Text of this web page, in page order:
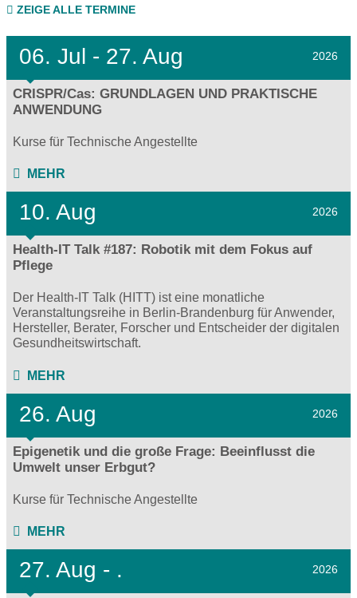
ZEIGE ALLE TERMINE
06. Jul - 27. Aug 2026
CRISPR/Cas: GRUNDLAGEN UND PRAKTISCHE
ANWENDUNG
Kurse für Technische Angestellte
MEHR
10. Aug 2026
Health-IT Talk #187: Robotik mit dem Fokus auf
Pflege
Der Health-IT Talk (HITT) ist eine monatliche
Veranstaltungsreihe in Berlin-Brandenburg für Anwender,
Hersteller, Berater, Forscher und Entscheider der digitalen
Gesundheitswirtschaft.
MEHR
26. Aug 2026
Epigenetik und die große Frage: Beeinflusst die
Umwelt unser Erbgut?
Kurse für Technische Angestellte
MEHR
27. Aug - . 2026